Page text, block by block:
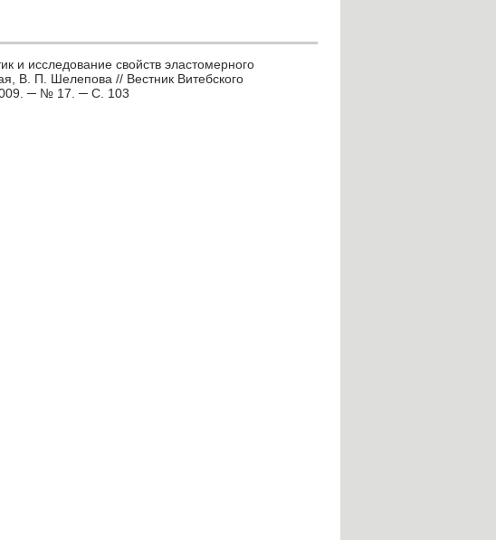
и исследование свойств эластомерного
В. П. Шелепова // Вестник Витебского
2009. ─ № 17. ─ С. 103